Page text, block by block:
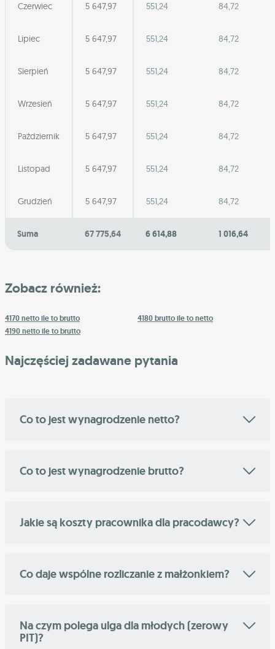
Czerwiec 5 647,97 551,24 84,72
Lipiec 5 647,97 551,24 84,72
Sierpień 5 647,97 551,24 84,72
Wrzesień 5 647,97 551,24 84,72
Październik 5 647,97 551,24 84,72
Listopad 5 647,97 551,24 84,72
Grudzień 5 647,97 551,24 84,72
Suma 67 775,64 6 614,88 1 016,64
Zobacz również:
4170 netto ile to brutto
4180 brutto ile to netto
4190 netto ile to brutto
Najczęściej zadawane pytania
Co to jest wynagrodzenie netto?
Co to jest wynagrodzenie brutto?
Jakie są koszty pracownika dla pracodawcy?
Co daje wspólne rozliczanie z małżonkiem?
Na czym polega ulga dla młodych (zerowy
PIT)?